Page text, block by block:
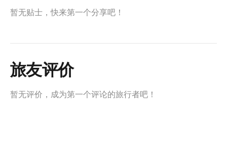
暂无贴士，快来第一个分享吧！
旅友评价
暂无评价，成为第一个评论的旅行者吧！